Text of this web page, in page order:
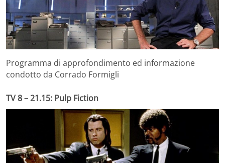
Programma di approfondimento ed informazione
condotto da Corrado Formigli
TV 8 – 21.15: Pulp Fiction